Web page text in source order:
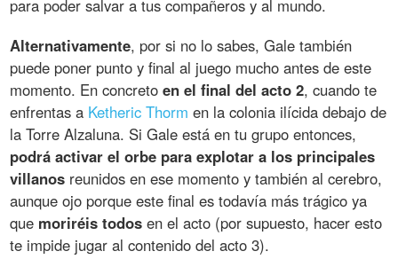
para poder salvar a tus compañeros y al mundo.
Alternativamente, por si no lo sabes, Gale también
puede poner punto y final al juego mucho antes de este
momento. En concretoen el final del acto 2, cuando te
enfrentas a Ketheric Thorm en la colonia ilícida debajo de
la Torre Alzaluna. Si Gale está en tu grupo entonces,
podrá activar el orbe para explotar a los principales
villanos reunidos en ese momento y también al cerebro,
aunque ojo porque este final es todavía más trágico ya
que moriréis todos en el acto (por supuesto, hacer esto
te impide jugar al contenido del acto 3).